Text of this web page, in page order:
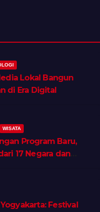
Lokal Bangun
di Era Digital
WISATA
Program Baru,
17 Negara dan
Festival